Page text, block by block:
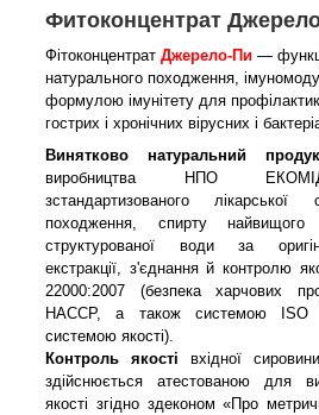
Фитоконцентрат
Фітоконцентрат Джерело-Пи —
натурального походження,
формулою імунітету для
гострих і хронічних вірусних і
Винятково натуральний
виробництва НПО ЕКОМІД
зстандартизованого лікарської
походження, спирту
структурованої водиза
екстракції, з'єднання й контролю
22000:2007 (безпека харчових
НАССР, а також системою ISO
системою якості).
Контроль якості вхідної
здійснюється атестованою для
якості згідно здеконом «Про